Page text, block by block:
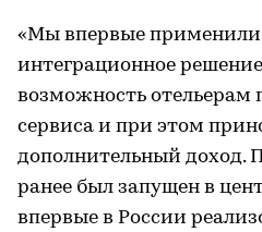
«Мы впервые применили
интеграционное
возможность отельерам
сервиса и при этом
дополнительный доход.
ранее был запущен в
впервые в России